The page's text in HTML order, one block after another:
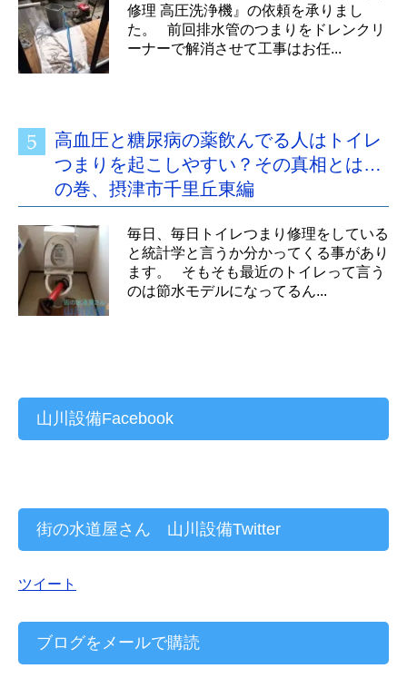
修理 高圧洗浄機』の依頼を承りまし
た。 前回排水管のつまりをドレンクリ
ーナーで解消させて工事はお任...
高血圧と糖尿病の薬飲んでる人はトイレ
つまりを起こしやすい？その真相とは…
の巻、摂津市千里丘東編
毎日、毎日トイレつまり修理をしている
と統計学と言うか分かってくる事があり
ます。 そもそも最近のトイレって言う
のは節水モデルになってるん...
山川設備Facebook
街の水道屋さん 山川設備Twitter
ツイート
ブログをメールで購読